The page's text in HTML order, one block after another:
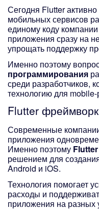
Сегодня Flutter активно
мобильных сервисов
единому коду
приложения сразу на
упрощать поддержку
Именно поэтому
программирования
среди разработчиков,
технологию для mobile-
Flutter фреймворк
Современные
приложения
Именно поэтому
решением для
Android и iOS.
Технология помогает
расходы и
приложения на разных